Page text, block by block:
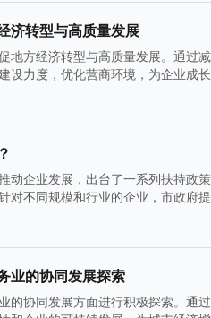
济转型与高质量发展
地方经济转型与高质量发展。通过
设力度，优化营商环境，为企业成
动企业发展，出台了一系列扶持政
对不同规模和行业的企业，市政府
业的协同发展探索
的协同发展方面进行积极探索。通